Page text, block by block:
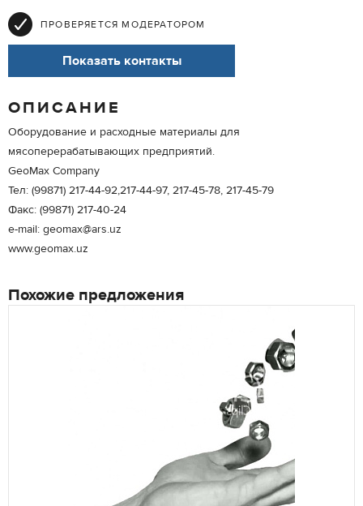
ПРОВЕРЯЕТСЯ МОДЕРАТОРОМ
Показать контакты
ОПИСАНИЕ
Оборудование и расходные материалы для
мясоперерабатывающих предприятий.
GeoMax Company
Тел: (99871) 217-44-92,217-44-97, 217-45-78, 217-45-79
Факс: (99871) 217-40-24
e-mail: geomax@ars.uz
www.geomax.uz
Похожие предложения